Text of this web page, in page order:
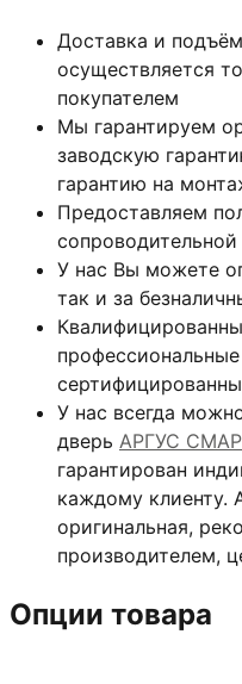
Доставка и
осуществляется
покупателем
Мы гарантируем
заводскую
гарантию на
Предоставляем
У нас Вы можете
так и за
профессиональные
У нас всегда
дверь АРГУС
гарантирован
каждому клиенту.
оригинальная,
производителем,
Опции товара